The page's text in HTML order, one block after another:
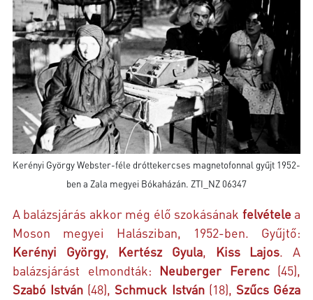
Kerényi György Webster-féle dróttekercses magnetofonnal gyűjt 1952-
ben a Zala megyei Bókaházán. ZTI_NZ 06347
A balázsjárás akkor még élő szokásának felvételea
Moson megyei Halásziban, 1952-ben. Gyűjtő:
Kerényi György, Kertész Gyula Kiss Lajos . A
balázsjárást elmondták: Neuberger Ferenc(45),
Szabó István (48), Schmuck István(18), Szűcs Géza